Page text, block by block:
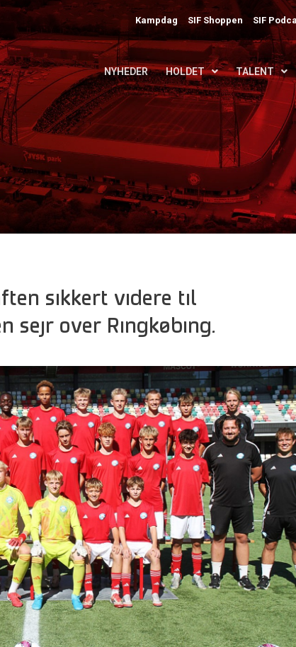
Kampdag SIF Shoppen SIF
NYHEDER HOLDET TALENT
sikkert videre til
sejr over Ringkøbing.